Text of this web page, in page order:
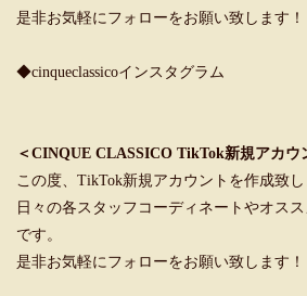
是非お気軽にフォローをお願い致します！
◆cinqueclassicoインスタグラム
＜CINQUE CLASSICO TikTok新規アカウ
この度、TikTok新規アカウントを作成致し
日々の各スタッフコーディネートやオス
です。
是非お気軽にフォローをお願い致します！